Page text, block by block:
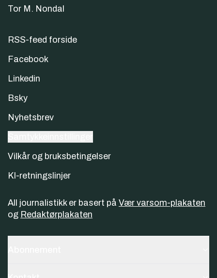
Tor M. Nondal
RSS-feed forside
Facebook
Linkedin
Bsky
Nyhetsbrev
Vilkår og bruksbetingelser
KI-retningslinjer
All journalistikk er basert på Vær varsom-plakaten
og Redaktørplakaten